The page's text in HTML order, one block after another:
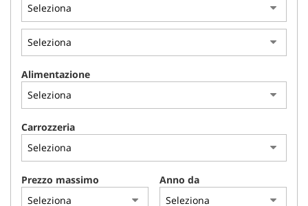
NOLEGGIO A BREVE TERMINE
ASSISTENZA
CONTATTI
PROMO FINANZIAMENTI
IL SABATO POMERIGGIO
Alimentazione
Carrozzeria
Prezzo massimo Anno da